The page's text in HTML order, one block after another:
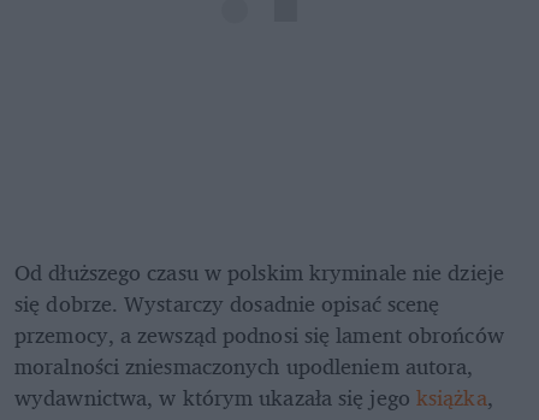
Od dłuższego czasu w polskim kryminale nie dzieje
się dobrze. Wystarczy dosadnie opisać scenę
przemocy, a zewsząd podnosi się lament obrońców
moralności zniesmaczonych upodleniem autora,
wydawnictwa, w którym ukazała się jego książka,